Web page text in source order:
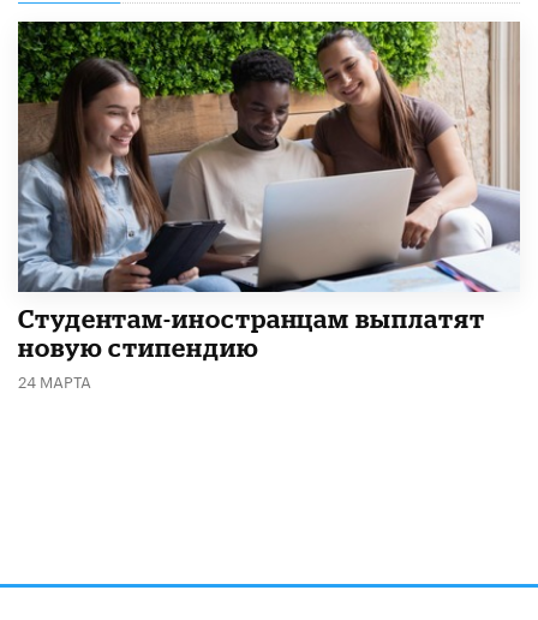
Студентам-иностранцам выплатят
новую стипендию
24 МАРТА